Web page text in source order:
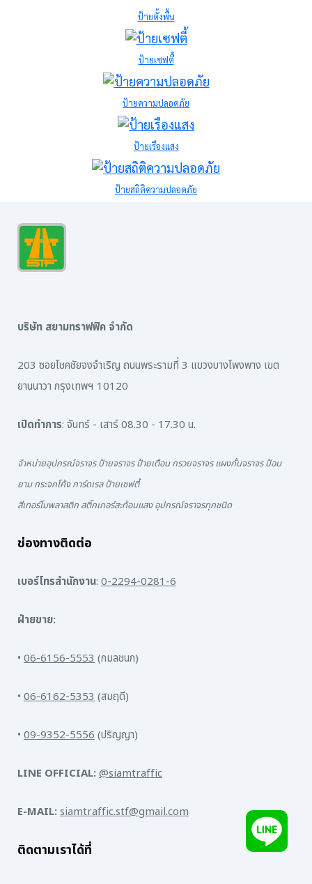
ป้ายตั้งพื้น
ป้ายเซฟตี้
ป้ายความปลอดภัย
ป้ายเรืองแสง
ป้ายสถิติความปลอดภัย
บริษัท สยามทราฟฟิค จำกัด
203 ซอยโชคชัยจงจำเริญ ถนนพระรามที่ 3 แขวงบางโพงพาง เขต
ยานนาวา กรุงเทพฯ 10120
เปิดทำการ: จันทร์ - เสาร์ 08.30 - 17.30 น.
จำหน่ายอุปกรณ์จราจร ป้ายจราจร ป้ายเตือน กรวยจราจร แผงกั้นจราจร ป้อม
ยาม กระจกโค้ง การ์ดเรล ป้ายเซฟตี้
สีเทอร์โมพลาสติก สติ๊กเกอร์สะท้อนแสง อุปกรณ์จราจรทุกชนิด
ช่องทางติดต่อ
เบอร์โทรสำนักงาน: 0-2294-0281-6
ฝ่ายขาย:
• 06-6156-5553(กมลชนก)
• 06-6162-5353(สมฤดี)
• 09-9352-5556(ปริญญา)
LINE OFFICIAL: @siamtraffic
E-MAIL: siamtraffic.stf@gmail.com
ติดตามเราได้ที่